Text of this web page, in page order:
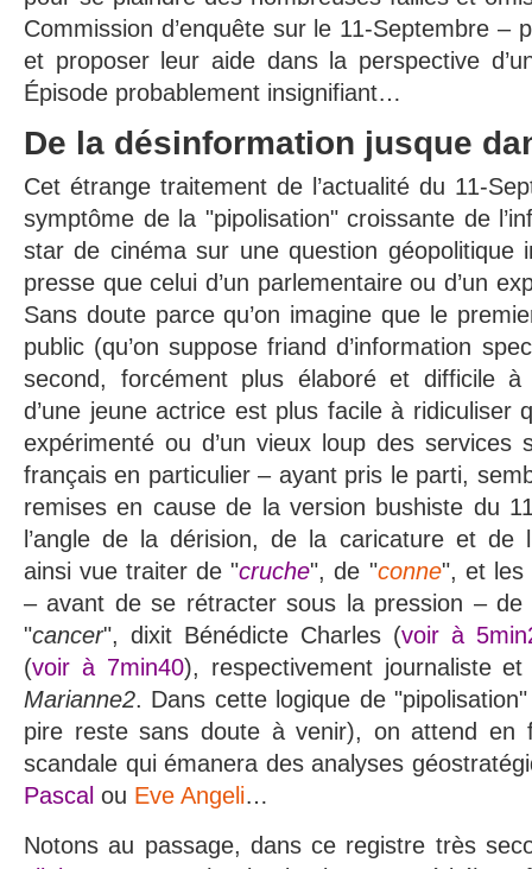
Commission d’enquête sur le 11-Septembre –
et proposer leur aide dans la perspective
Épisode probablement insignifiant…
De la désinformation jusque
Cet étrange traitement de l’actualité du 11-
symptôme de la "pipolisation" croissante de
star de cinéma sur une question géopolitique
presse que celui d’un parlementaire ou d’un
Sans doute parce qu’on imagine que le
public (qu’on suppose friand d’information
second, forcément plus élaboré et difficile à
d’une jeune actrice est plus facile à ridiculiser
expérimenté ou d’un vieux loup des services
français en particulier – ayant pris le parti,
remises en cause de la version bushiste du
l’angle de la dérision, de la caricature et de
ainsi vue traiter de "cruche", de "conne", et les
– avant de se rétracter sous la pression – de
"cancer", dixit Bénédicte Charles (voir à
(voir à 7min40), respectivement journaliste
Marianne2. Dans cette logique de
pire reste sans doute à venir), on attend en
scandale qui émanera des analyses
Pascal ou Eve Angeli…
Notons au passage, dans ce registre très